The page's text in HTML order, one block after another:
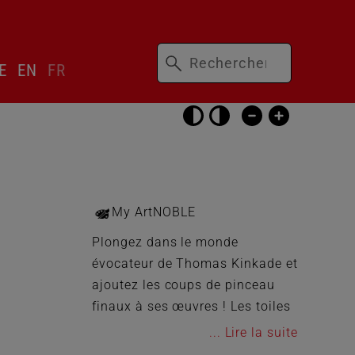
Passer
les
réglages
EN FR
Mots-
clés
My ArtNOBLE
Plongez dans le monde
évocateur de Thomas Kinkade et
ajoutez les coups de pinceau
finaux à ses œuvres ! Les toiles
préimprimées présentent une